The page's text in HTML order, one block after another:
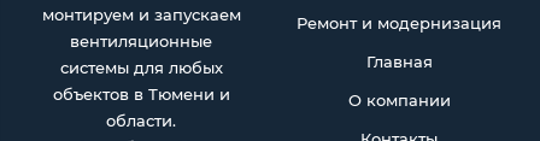
монтируем и запускаем
вентиляционные
системы для любых
объектов в Тюмени и
области.
Ремонт и модернизация
Главная
О компании